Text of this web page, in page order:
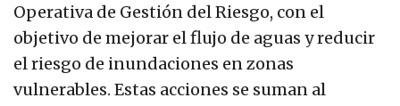
Operativa de Gestión del Riesgo, con el
objetivo de mejorar el flujo de aguas y reducir
el riesgo de inundaciones en zonas
vulnerables. Estas acciones se suman al